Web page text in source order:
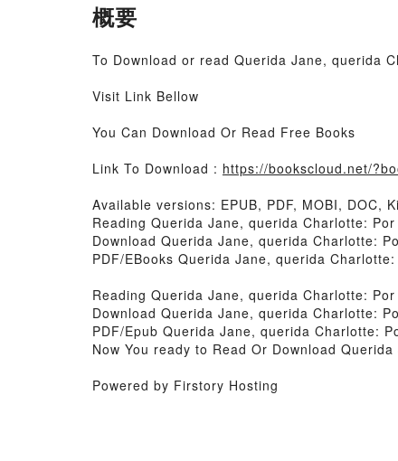
概要
To Download or read Querida Jane, querida
Visit Link Bellow
You Can Download Or Read Free Books
Link To Download : https://bookscloud.net/
Available versions: EPUB, PDF, MOBI, DOC,
Reading Querida Jane, querida Charlotte:
Download Querida Jane, querida Charlotte:
PDF/EBooks Querida Jane, querida
Reading Querida Jane, querida Charlotte:
Download Querida Jane, querida Charlotte:
PDF/Epub Querida Jane, querida Charlotte:
Now You ready to Read Or Download
Powered by Firstory Hosting